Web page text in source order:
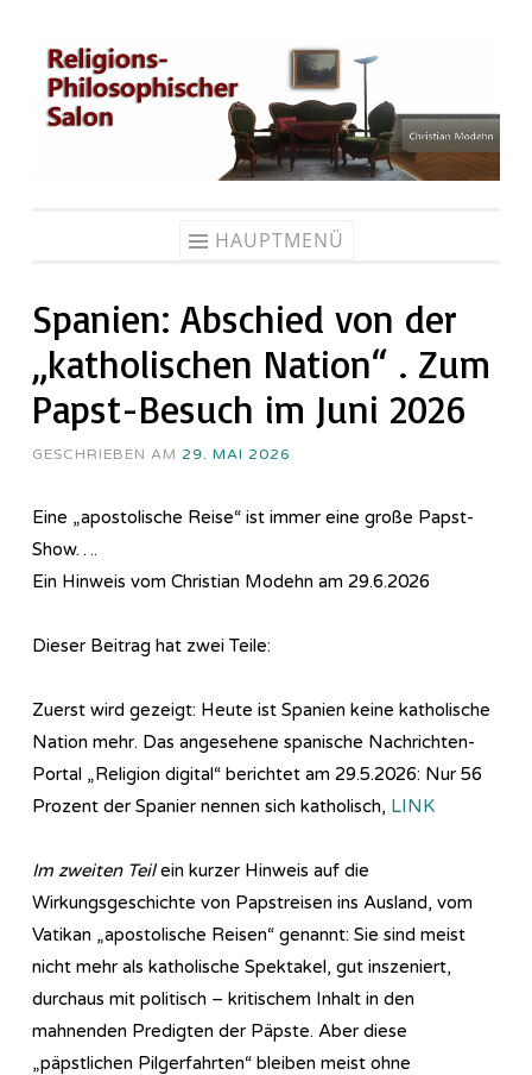
Zum
Inhalt
springen
HAUPTMENÜ
Spanien: Abschied von der
„katholischen Nation“ . Zum
Papst-Besuch im Juni 2026
GESCHRIEBEN AM 29. MAI 2026
Eine „apostolische Reise“ ist immer eine große Papst-
Show….
Ein Hinweis vom Christian Modehn am 29.6.2026
Dieser Beitrag hat zwei Teile:
Zuerst wird gezeigt: Heute ist Spanien keine katholische
Nation mehr. Das angesehene spanische Nachrichten-
Portal „Religion digital“ berichtet am 29.5.2026: Nur 56
Prozent der Spanier nennen sich katholisch, LINK
Im zweiten Teilein kurzer Hinweis auf die
Wirkungsgeschichte von Papstreisen ins Ausland, vom
Vatikan „apostolische Reisen“ genannt: Sie sind meist
nicht mehr als katholische Spektakel, gut inszeniert,
durchaus mit politisch – kritischem Inhalt in den
mahnenden Predigten der Päpste. Aber diese
„päpstlichen Pilgerfahrten“ bleiben meist ohne